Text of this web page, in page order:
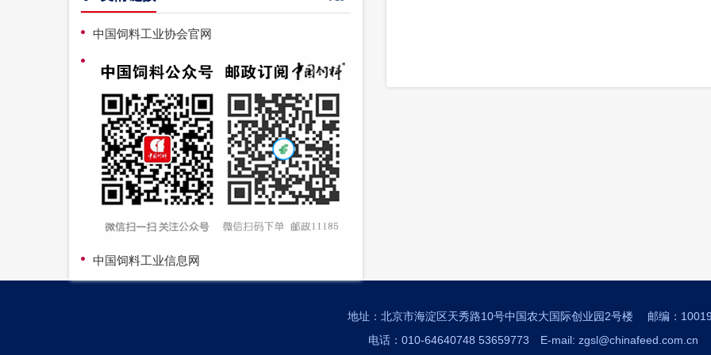
中国饲料工业协会官网
中国饲料工业信息网
地址：北京市海淀区天秀路10号中国农大国际创业园2号楼 邮编：
电话：010-64640748 53659773 E-mail: zgsl@chinafeed.com.cn